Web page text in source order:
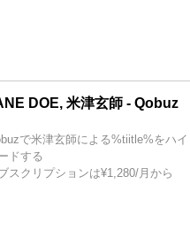
DOE, 米津玄師 - Qobuz
で米津玄師による%tiitle%をハ
ドする
スクリプションは¥1,280/月から